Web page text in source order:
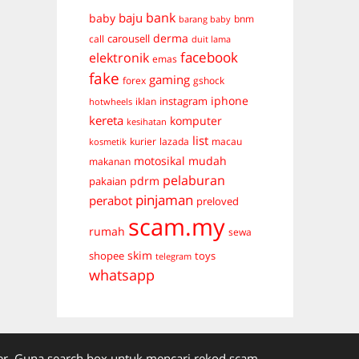
baby baju bank barang baby bnm
call carousell derma duit lama
elektronik emas facebook
fake forex gaming gshock
hotwheels iklan instagram iphone
kereta kesihatan komputer
kosmetik kurier lazada list macau
makanan motosikal mudah
pakaian pdrm pelaburan
perabot pinjaman preloved
rumah scam.my sewa
shopee skim telegram toys
whatsapp